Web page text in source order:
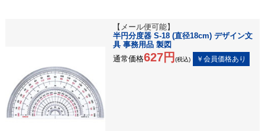
【メール便可能】
半円分度器 S-18 (直径18cm) デザイン文
具 事務用品 製図
通常価格627円 (税込)